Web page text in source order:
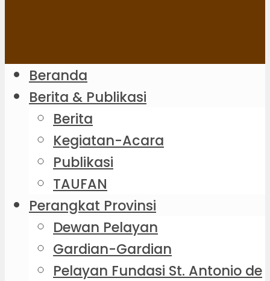
Beranda
Berita & Publikasi
Berita
Kegiatan-Acara
Publikasi
TAUFAN
Perangkat Provinsi
Dewan Pelayan
Gardian-Gardian
Pelayan Fundasi St. Antonio de